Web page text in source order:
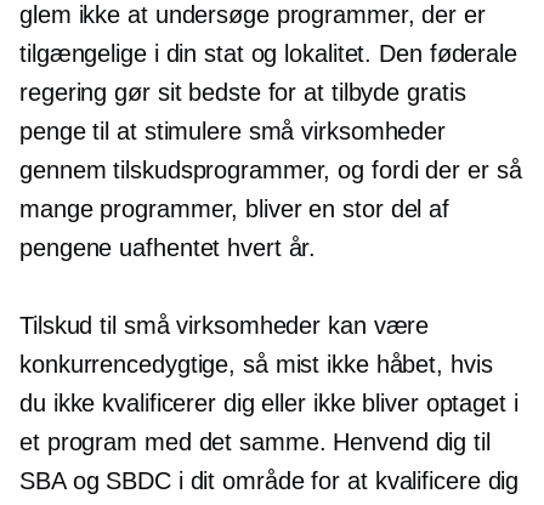
glem ikke at undersøge programmer, der er
tilgængelige i din stat og lokalitet. Den føderale
regering gør sit bedste for at tilbyde gratis
penge til at stimulere små virksomheder
gennem tilskudsprogrammer, og fordi der er så
mange programmer, bliver en stor del af
pengene uafhentet hvert år.
Tilskud til små virksomheder kan være
konkurrencedygtige, så mist ikke håbet, hvis
du ikke kvalificerer dig eller ikke bliver optaget i
et program med det samme. Henvend dig til
SBA og SBDC i dit område for at kvalificere dig